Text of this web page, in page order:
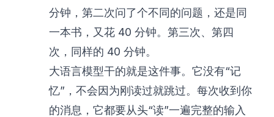
分钟，第二次问了个不同的问题，还是同
一本书，又花 40 分钟。第三次、第四
次，同样的 40 分钟。
大语言模型干的就是这件事。它没有“记
忆”，不会因为刚读过就跳过。每次收到你
的消息，它都要从头“读”一遍完整的输入